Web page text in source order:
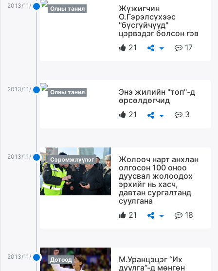
2013/11/29 Олны танил
Жүжигчин
О.Гэрэлсүхээс
"бүсгүйчүүд"
цэрвэдэг болсон гэв
21
17
2013/11/29 Олны танил
Энэ жилийн "топ"-д
өрсөлдөгчид
21
3
2013/11/29 Сэрэмжлүүлэг
Жолооч нарт анхлан
олгосон 100 оноо
дуусвал жолоодох
эрхийг нь хасч,
давтан сургалтанд
суулгана
21
18
2013/11/29 Дотоод
М.Уранцэцэг “Их
дуулга”-д мөнгөн